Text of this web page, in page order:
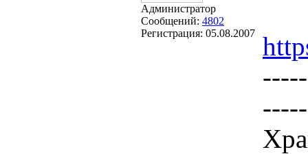
Администратор
Сообщений: 4802
Регистрация: 05.08.2007